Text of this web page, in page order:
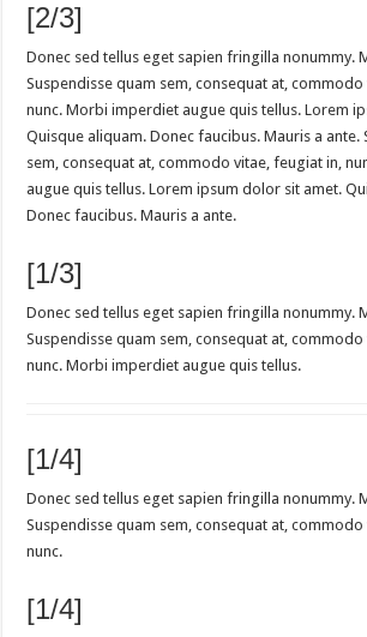
[2/3]
Donec sed tellus eget sapien fringilla nonummy.
Suspendisse quam sem, consequat at,
nunc. Morbi imperdiet augue quis tellus. Lorem
Quisque aliquam. Donec faucibus. Mauris a ante.
sem, consequat at, commodo vitae, feugiat in,
augue quis tellus. Lorem ipsum dolor sit amet.
Donec faucibus. Mauris a ante.
[1/3]
Donec sed tellus eget sapien fringilla nonummy.
Suspendisse quam sem, consequat at,
nunc. Morbi imperdiet augue quis tellus.
[1/4]
Donec sed tellus eget sapien fringilla nonummy.
Suspendisse quam sem, consequat at,
nunc.
[1/4]